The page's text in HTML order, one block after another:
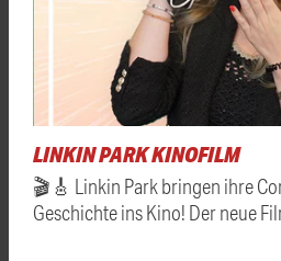
LINKIN PARK KINOFILM
🎬🎸 Linkin Park bringen ihre
Geschichte ins Kino! Der neue